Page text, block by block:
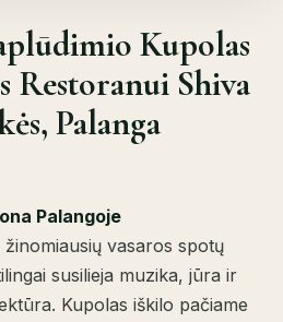
Kupolas
Restoranui Shiva
Palanga
Palangoje
vasaros spotų
susilieja muzika, jūra ir
Kupolas iškilo pačiame